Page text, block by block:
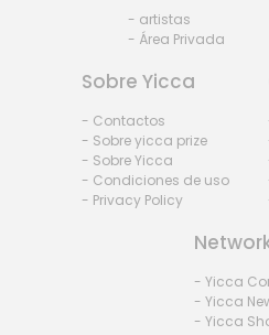
- artistas
- Área Privada
Sobre Yicca
- Contactos
- Sobre yicca prize
- Sobre Yicca
- Condiciones de uso
- Privacy Policy
- Yicca
- Yicca
- Yicca